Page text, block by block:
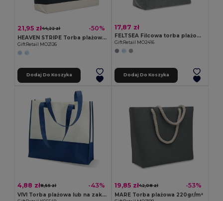
21,95 zł44,22 zł -50%
HEAVEN STRIPE Torba plażowa bawełna 220gr/m²
GiftRetail MO2126
Dodaj Do Koszyka
17,87 zł
FELTSEA Filcowa torba plażowa RPET
GiftRetail MO2416
Dodaj Do Koszyka
4,88 zł8,55 zł -43%
VIVI Torba plażowa lub na zakupy
19,85 zł42,08 zł -53%
MARE Torba plażowa 220gr/m²